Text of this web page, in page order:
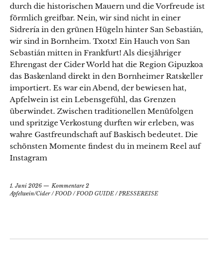
durch die historischen Mauern und die Vorfreude ist
förmlich greifbar. Nein, wir sind nicht in einer
Sidrería in den grünen Hügeln hinter San Sebastián,
wir sind in Bornheim. Txotx! Ein Hauch von San
Sebastián mitten in Frankfurt! Als diesjähriger
Ehrengast der Cider World hat die Region Gipuzkoa
das Baskenland direkt in den Bornheimer Ratskeller
importiert. Es war ein Abend, der bewiesen hat,
Apfelwein ist ein Lebensgefühl, das Grenzen
überwindet. Zwischen traditionellen Menüfolgen
und spritzige Verkostung durften wir erleben, was
wahre Gastfreundschaft auf Baskisch bedeutet. Die
schönsten Momente findest du in meinem Reel auf
Instagram
1. Juni 2026
Kommentare 2
Apfelwein/Cider/FOOD /FOOD GUIDE /PRESSEREISE